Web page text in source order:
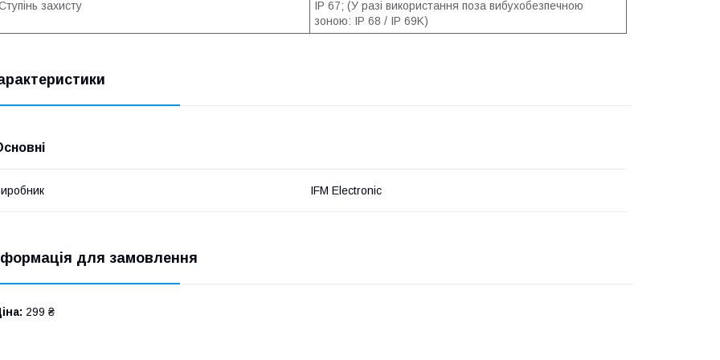
захисту
IP 67; (У разі використання поза вибухобезпечною
зоною: IP 68 / IP 69K)
IFM Electronic
для замовлення
299 ₴